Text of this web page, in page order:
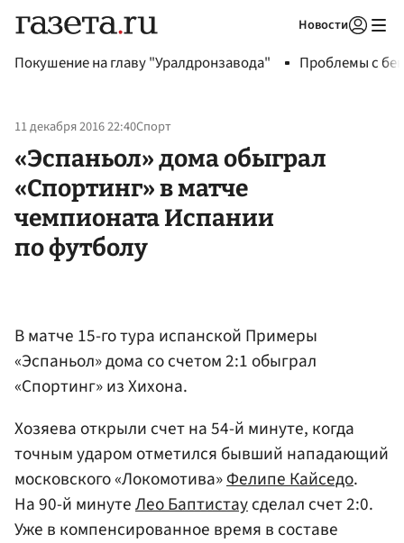
Новости
Покушение на главу "Уралдронзавода" Проблемы с
11 декабря 2016 22:40Спорт
«Эспаньол» дома обыграл
«Спортинг» в матче
чемпионата Испании
по футболу
В матче 15-го тура испанской Примеры
«Эспаньол» дома со счетом 2:1 обыграл
«Спортинг» из Хихона.
Хозяева открыли счет на 54-й минуте, когда
точным ударом отметился бывший нападающий
московского «Локомотива»Фелипе Кайседо.
На 90-й минутеЛео Баптистаусделал счет 2:0.
Уже в компенсированное время в составе